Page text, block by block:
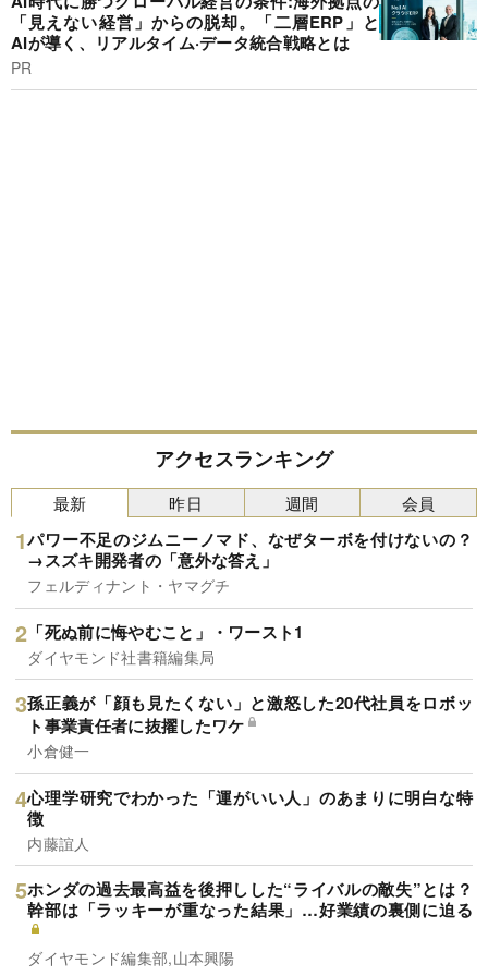
「見えない経営」からの脱却。「二層ERP」と
AIが導く、リアルタイム·データ統合戦略とは
PR
アクセスランキング
最新
パワー不足のジムニーノマド、なぜターボを付けないの？
→スズキ開発者の「意外な答え」
フェルディナント・ヤマグチ
「死ぬ前に悔やむこと」・ワースト1
ダイヤモンド社書籍編集局
孫正義が「顔も見たくない」と激怒した20代社員をロボッ
ト事業責任者に抜擢したワケ
小倉健一
心理学研究でわかった「運がいい人」のあまりに明白な特
徴
内藤誼人
ホンダの過去最高益を後押しした“ライバルの敵失”とは？
幹部は「ラッキーが重なった結果」…好業績の裏側に迫る
ダイヤモンド編集部,山本興陽
昨日 週間 会員